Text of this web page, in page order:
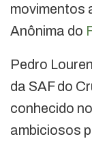
movimentos
Anônima do
Pedro
da SAF do
conhecido
ambiciosos